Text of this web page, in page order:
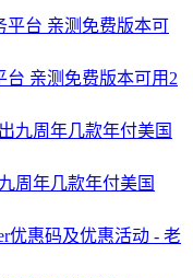
亲测免费版本可用2
周年几款年付美国